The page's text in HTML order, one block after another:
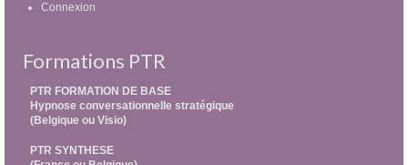
Connexion
Formations PTR
PTR FORMATION DE BASE
Hypnose conversationnelle stratégique
(Belgique ou Visio)
PTR SYNTHESE